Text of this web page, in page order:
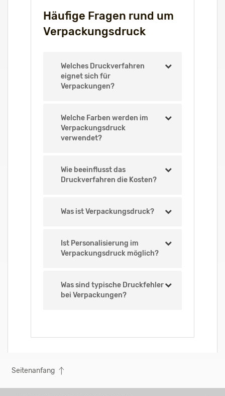
Häufige Fragen rund um
Verpackungsdruck
Welches Druckverfahren
eignet sich für
Verpackungen?
Welche Farben werden im
Verpackungsdruck
verwendet?
Wie beeinflusst das
Druckverfahren die Kosten?
Was ist Verpackungsdruck?
Ist Personalisierung im
Verpackungsdruck möglich?
Was sind typische Druckfehler
bei Verpackungen?
Seitenanfang